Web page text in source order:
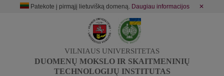
Patekote į pirmąjį lietuvišką domeną. Daugiau informacijos ✕
VILNIAUS UNIVERSITETAS
DUOMENŲ MOKSLO IR SKAITMENINIŲ
TECHNOLOGIJŲ INSTITUTAS